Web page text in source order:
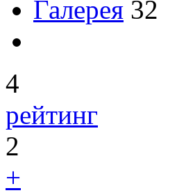
Галерея 32
4
рейтинг
2
+